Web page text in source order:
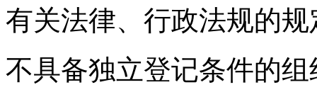
有关法律、行政法规的
不具备独立登记条件的